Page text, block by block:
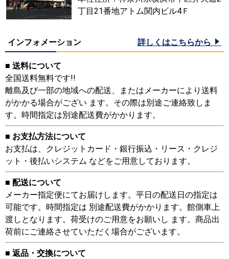
丁目21番地アトム関内ビル4Ｆ
インフォメーション 詳しくはこちらから
■ 送料について
全国送料無料です!!
離島及び一部の地域への配送、またはメーカーにより送料
がかかる場合がござい ます。その際は別途ご連絡致しま
す。時間指定は別途配送費がかかります。
■ お支払方法について
お支払は、クレジットカード・銀行振込・リース・クレジ
ット・後払いシステム などをご用意しております。
■ 配送について
メーカー指定便にてお届けします。平日の配送日の指定は
可能です。時間指定は 別途配送費がかかります。館側車上
渡しとなります。荷受けのご用意をお願いし ます。商品出
荷前にご連絡させていただく場合がございます。
■ 返品・交換について